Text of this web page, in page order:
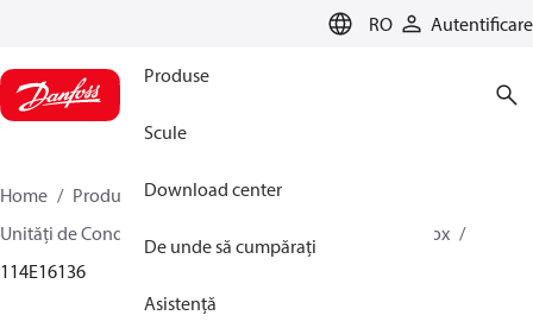
RO Autentificare
Produse
Scule
Download center
De unde să cumpărați
Asistență
Home Produse
Climate Solutions pentru răcire
Unități de Condensare
BOCK plusbox
114E16136